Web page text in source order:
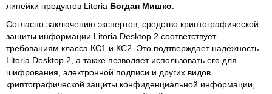
линейки продуктов Litoria Богдан Мишко
Согласно заключению экспертов, средство криптографической
защиты информации Litoria Desktop 2 соответствует
требованиям класса КС1 и КС2. Это подтверждает надёжность
Litoria Desktop 2, а также позволяет использовать его для
шифрования, электронной подписи и других видов
криптографической защиты конфиденциальной информации,